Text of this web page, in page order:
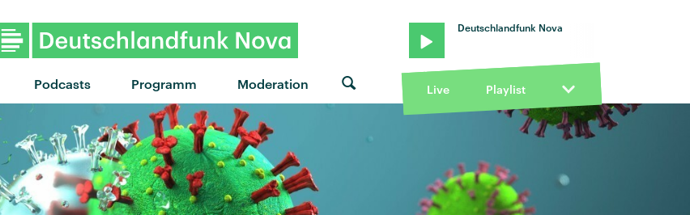
Podcasts Programm Moderation
Deutschlandfunk Nova
Live Playlist